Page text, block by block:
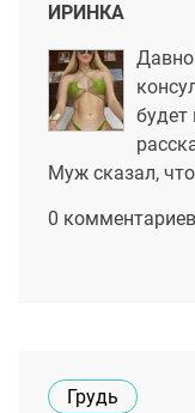
ИРИНКА
Давно
будет
Муж сказал,
0 комментариев
Грудь